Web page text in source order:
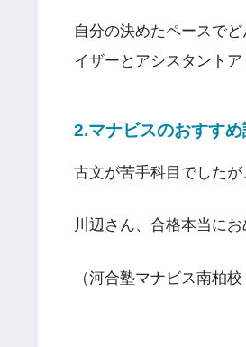
自分の決めたペースで
イザーとアシスタント
2.マナビスのおすす
古文が苦手科目でした
川辺さん、合格本当に
（河合塾マナビス南柏